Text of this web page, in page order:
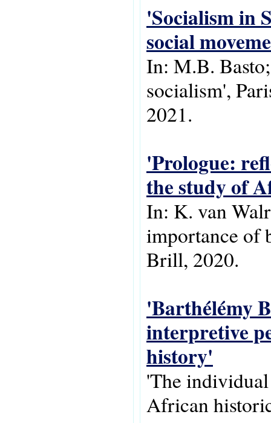
'Socialism in
social
In: M.B.
socialism',
2021.
'Prologue:
the study of
In: K. van
importance of
Brill, 2020.
'Barthélémy
interpretive
history'
'The
African